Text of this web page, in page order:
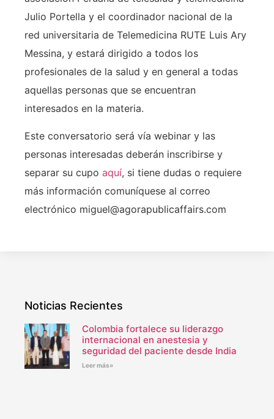
Julio Portella y el coordinador nacional de la
red universitaria de Telemedicina RUTE Luis Ary
Messina, y estará dirigido a todos los
profesionales de la salud y en general a todas
aquellas personas que se encuentran
interesados en la materia.
Este conversatorio será vía webinar y las
personas interesadas deberán inscribirse y
separar su cupo aquí, si tiene dudas o requiere
más información comuníquese al correo
electrónico miguel@agorapublicaffairs.com
Noticias Recientes
Colombia fortalece su liderazgo
internacional en anestesia y
seguridad del paciente desde India
Leer más»